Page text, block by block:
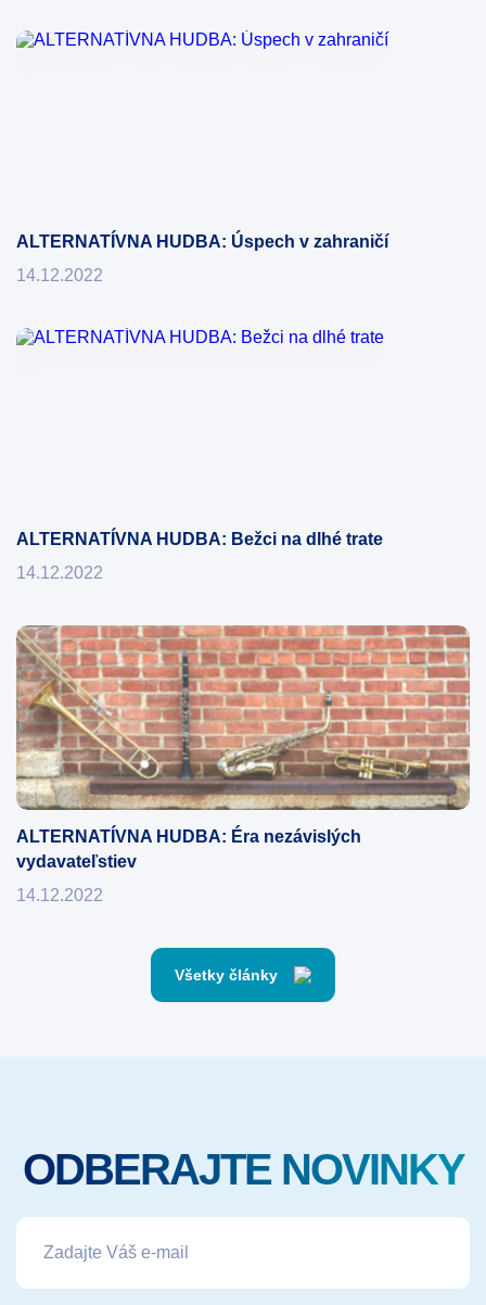
ALTERNATÍVNA HUDBA: Úspech v zahraničí
14.12.2022
ALTERNATÍVNA HUDBA: Bežci na dlhé trate
14.12.2022
ALTERNATÍVNA HUDBA: Éra nezávislých
vydavateľstiev
14.12.2022
Všetky články
ODBERAJTE NOVINKY